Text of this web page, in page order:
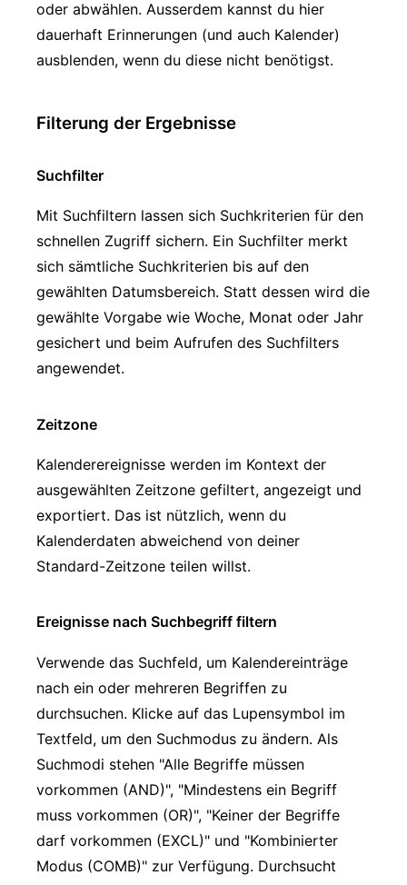
oder abwählen. Ausserdem kannst du hier
dauerhaft Erinnerungen (und auch Kalender)
ausblenden, wenn du diese nicht benötigst.
Filterung der Ergebnisse
Suchfilter
Mit Suchfiltern lassen sich Suchkriterien für den
schnellen Zugriff sichern. Ein Suchfilter merkt
sich sämtliche Suchkriterien bis auf den
gewählten Datumsbereich. Statt dessen wird die
gewählte Vorgabe wie Woche, Monat oder Jahr
gesichert und beim Aufrufen des Suchfilters
angewendet.
Zeitzone
Kalenderereignisse werden im Kontext der
ausgewählten Zeitzone gefiltert, angezeigt und
exportiert. Das ist nützlich, wenn du
Kalenderdaten abweichend von deiner
Standard-Zeitzone teilen willst.
Ereignisse nach Suchbegriff filtern
Verwende das Suchfeld, um Kalendereinträge
nach ein oder mehreren Begriffen zu
durchsuchen. Klicke auf das Lupensymbol im
Textfeld, um den Suchmodus zu ändern. Als
Suchmodi stehen "Alle Begriffe müssen
vorkommen (AND)", "Mindestens ein Begriff
muss vorkommen (OR)", "Keiner der Begriffe
darf vorkommen (EXCL)" und "Kombinierter
Modus (COMB)" zur Verfügung. Durchsucht